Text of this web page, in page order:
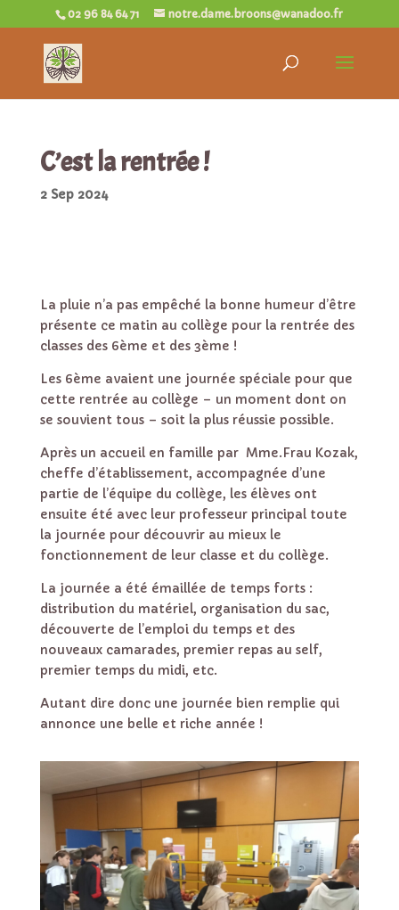
02 96 84 64 71 notre.dame.broons@wanadoo.fr
C’est la rentrée !
2 Sep 2024
La pluie n’a pas empêché la bonne humeur d’être
présente ce matin au collège pour la rentrée des
classes des 6ème et des 3ème !
Les 6ème avaient une journée spéciale pour que
cette rentrée au collège – un moment dont on
se souvient tous – soit la plus réussie possible.
Après un accueil en famille par Mme.Frau Kozak,
cheffe d’établissement, accompagnée d’une
partie de l’équipe du collège, les élèves ont
ensuite été avec leur professeur principal toute
la journée pour découvrir au mieux le
fonctionnement de leur classe et du collège.
La journée a été émaillée de temps forts :
distribution du matériel, organisation du sac,
découverte de l’emploi du temps et des
nouveaux camarades, premier repas au self,
premier temps du midi, etc.
Autant dire donc une journée bien remplie qui
annonce une belle et riche année !